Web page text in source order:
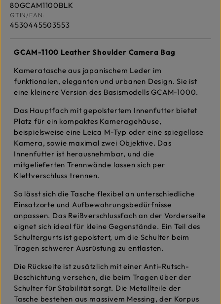
80GCAM1100BLK
GTIN/EAN:
4530445503553
GCAM-1100 Leather Shoulder Camera Bag
Kameratasche aus japanischem Leder im
funktionalen, eleganten und urbanen Design. Sie ist
eine kleinere Version des Basismodells GCAM-1000.
Das Hauptfach mit gepolstertem Innenfutter bietet
Platz für ein kompaktes Kameragehäuse,
beispielsweise eine Leica M-Typ oder eine spiegellose
Kamera, sowie maximal zwei Objektive. Das
Innenfutter ist herausnehmbar, und die
mitgelieferten Trennwände lassen sich per
Klettverschluss trennen.
So lässt sich die Tasche flexibel an unterschiedliche
Einsatzorte und Aufbewahrungsbedürfnisse
anpassen. Das Reißverschlussfach an der Vorderseite
eignet sich ideal für kleine Gegenstände. Ein Teil des
Schultergurts ist gepolstert, um die Schulter beim
Tragen schwerer Ausrüstung zu entlasten.
Die Rückseite ist zusätzlich mit einer Anti-Rutsch-
Beschichtung versehen, die beim Tragen über der
Schulter für Stabilität sorgt. Die Metallteile der
Tasche bestehen aus massivem Messing, der Korpus